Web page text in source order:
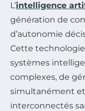
L’intelligence
génération de
d’autonomie
Cette
systèmes
complexes, de
simultanément
interconnectés